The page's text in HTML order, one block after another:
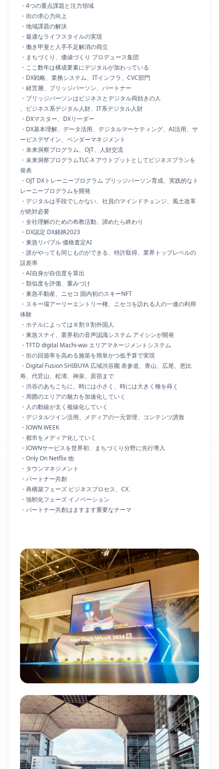
・4つの重点課題と注力領域
・街の求心力向上
・地域課題の解決
・最適なライフスタイルの実現
・働き甲斐と人手不足解消の両立
・まちづくり、価値づくり プロデュース集団
・ここ数年は構成要素にデジタルが加わっている
・DX戦略、業務システム、ITインフラ、CVC部門
・経営層、ブリッジパーソン、パートナー
・ブリッジパーソンはビジネスとデジタル両効きの人
、ビジネス系デジタル人財、IT系デジタル人財
・DXマスター、DXリーダー
・DX基本理解、データ活用、デジタルマーケティング、AI活用、サ
ービスデザイン、ベンダーマネジメント
・未来洞察プログラム、OJT、人財交流
・未来洞察プログラムTLC-X アウトプットとしてビジネスプランを
発表
・OJT DXトレーニープログラム ブリッジパーソン育成、実践的なト
レーニープログラムを開発
・デジタルは手段でしかない、社員のマインドチェンジ、風土改革
が絶対必要
・全社理解のための布教活動、諦めたら終わり
・DX認定 DX銘柄2023
・東急リバブル 価格査定AI
・誰がやっても同じものができる、特許取得、業界トップレベルの
誤差率
・AI自身が自信度を算出
・類似度を評価、重みづけ
・東急不動産、ニセコ 国内初のスキーNFT
・スキー場アーリーエントリー権、ニセコを訪れる人の一連の利用
体験
・ホテルによっては８割９割外国人
・東急ステイ、業界初の音声認識システム アイシンが開発
・TFTD digital Machi-wai エリアマネージメントシステム
・街の回遊率を高める施策を簡単かつ低予算で実現
・Digital Fusion SHIBUYA 広域渋谷圏 表参道、青山、広尾、恵比
寿、代官山、松濤、神泉、原宿まで
・渋谷のあちこちに、時には小さく、時には大きく種を蒔く
・周囲のエリアの魅力を加速化していく
・人の動線が太く複線化していく
・デジタルツイン活用、メディアの一元管理、コンテンツ誘致
・IOWN WEEK
・都市をメディア化していく
・IOWNサービスを世界初、まちづくり分野に先行導入
・Only On Netflix 他
・タウンマネジメント
・パートナー共創
・再構築フェーズ ビジネスプロセス、CX、
・強靭化フェーズ イノベーション
・パートナー共創はますます重要なテーマ